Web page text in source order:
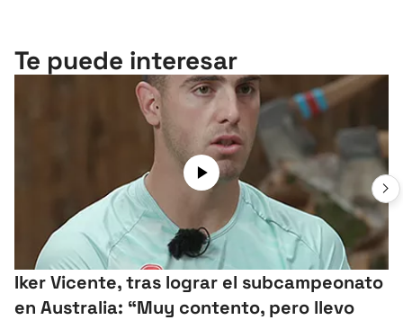
Te puede interesar
Iker Vicente, tras lograr el subcampeonato
en Australia: “Muy contento, pero llevo